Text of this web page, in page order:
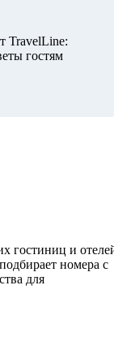
TravelLine:
гостям
гостиниц и
номера с
для